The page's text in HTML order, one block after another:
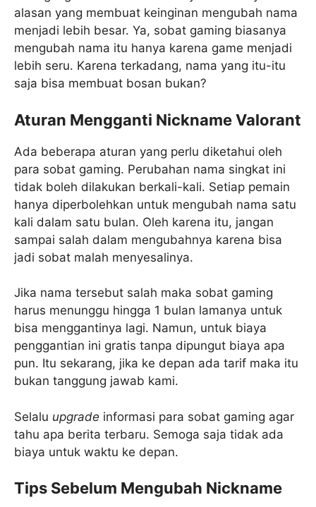
alasan yang membuat keinginan mengubah nama
menjadi lebih besar. Ya, sobat gaming biasanya
mengubah nama itu hanya karena game menjadi
lebih seru. Karena terkadang, nama yang itu-itu
saja bisa membuat bosan bukan?
Aturan Mengganti Nickname Valorant
Ada beberapa aturan yang perlu diketahui oleh
para sobat gaming. Perubahan nama singkat ini
tidak boleh dilakukan berkali-kali. Setiap pemain
hanya diperbolehkan untuk mengubah nama satu
kali dalam satu bulan. Oleh karena itu, jangan
sampai salah dalam mengubahnya karena bisa
jadi sobat malah menyesalinya.
Jika nama tersebut salah maka sobat gaming
harus menunggu hingga 1 bulan lamanya untuk
bisa menggantinya lagi. Namun, untuk biaya
penggantian ini gratis tanpa dipungut biaya apa
pun. Itu sekarang, jika ke depan ada tarif maka itu
bukan tanggung jawab kami.
Selalu upgrade informasi para sobat gaming agar
tahu apa berita terbaru. Semoga saja tidak ada
biaya untuk waktu ke depan.
Tips Sebelum Mengubah Nickname